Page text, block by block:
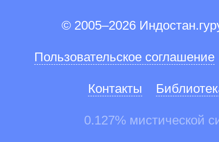
© 2005–2026
Пользовательское соглашение
Контакты
0.127% мистической